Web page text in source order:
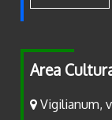
Area
Vigilianum,